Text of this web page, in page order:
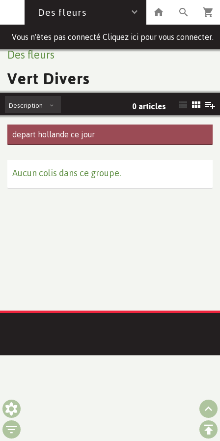
Des fleurs
Vous n'êtes pas connecté Cliquez ici pour vous connecter.
Des fleurs
Vert Divers
Description 0 articles
depart hollande ce jour
Aucun colis dans ce groupe.